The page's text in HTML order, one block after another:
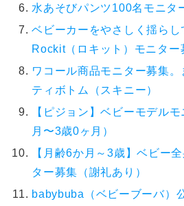
水あそびパンツ100名モニタ
ベビーカーをやさしく揺らし
Rockit（ロキット）モニター
ワコール商品モニター募集
ティボトム（スキニー）
【ピジョン】ベビーモデル
月〜3歳0ヶ月）
【月齢6か月～3歳】ベビー
ター募集（謝礼あり）
babybuba（ベビーブーバ）